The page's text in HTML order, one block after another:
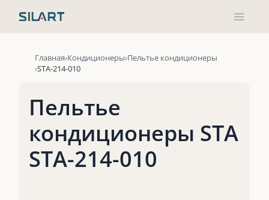
Главная Кондиционеры Пельтье кондиционеры
STA-214-010
Пельтье
кондиционеры STA
STA-214-010